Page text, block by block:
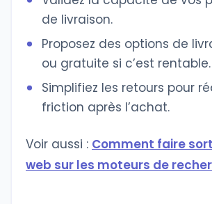
de livraison.
Proposez des options de
ou gratuite si c’est rentable.
Simplifiez les retours pour
friction après l’achat.
Voir aussi : Comment faire
web sur les moteurs de